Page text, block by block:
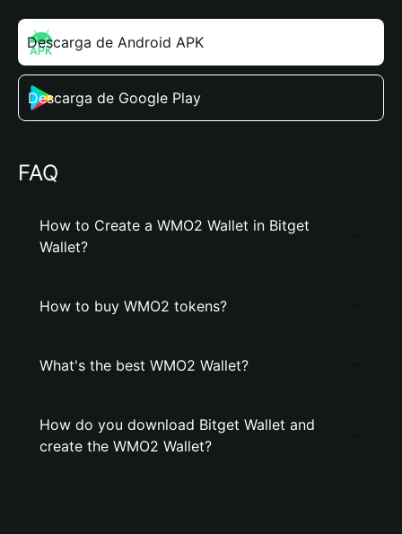
Descarga de Android APK
Descarga de Google Play
FAQ
How to Create a WMO2 Wallet in Bitget
Wallet?
How to buy WMO2 tokens?
What's the best WMO2 Wallet?
How do you download Bitget Wallet and
create the WMO2 Wallet?